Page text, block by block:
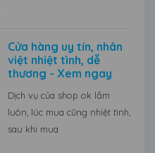
Cửa hàng uy tín, nhân
việt nhiệt tình, dễ
thương - Xem ngay
Dịch vụ của shop ok lắm
luôn, lúc mua cũng nhiệt tình,
sau khi mua